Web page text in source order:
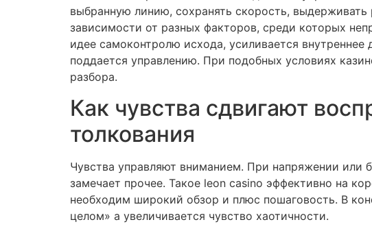
выбранную линию, сохранять скорость, выдерживать
зависимости от разных факторов, среди которых
идее самоконтролю исхода, усиливается
поддается управлению. При подобных условиях
разбора.
Как чувства сдвигают
толкования
Чувства управляют вниманием. При напряжении или
замечает прочее. Такое leon casino эффективно на
необходим широкий обзор и плюс пошаговость. В
целом» а увеличивается чувство хаотичности.